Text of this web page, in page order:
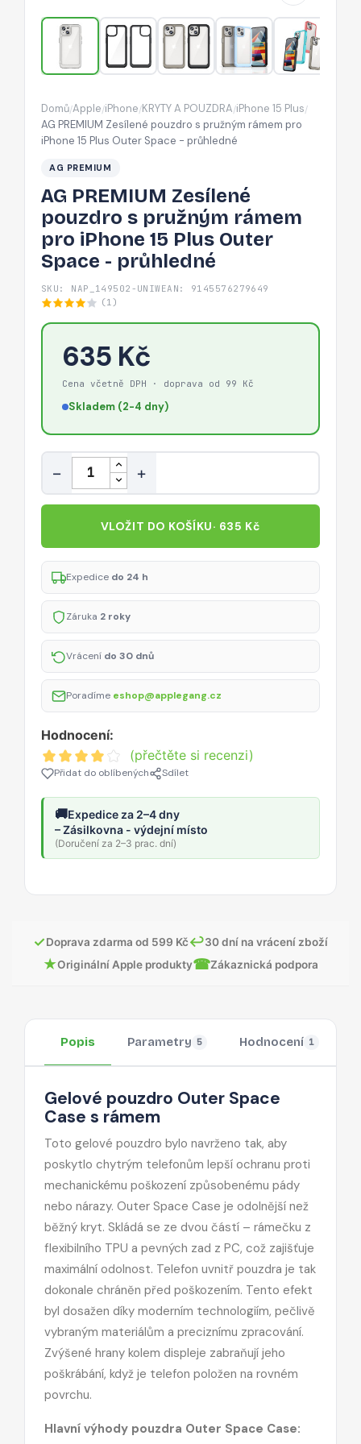
rámem
pro
15
Outer
Space
Domů/Apple/iPhone/KRYTY A POUZDRA/iPhone 15 Plus/
AG PREMIUM Zesílené pouzdro s pružným rámem pro
iPhone 15 Plus Outer Space - průhledné
AG PREMIUM
AG PREMIUM Zesílené
pouzdro s pružným rámem
pro iPhone 15 Plus Outer
Space - průhledné
SKU: NAP_149502-UNIWEAN: 9145576279649
(1)
635 Kč
Cena včetně DPH · doprava od 99 Kč
Skladem (2-4 dny)
Množství
− +
VLOŽIT DO KOŠÍKU· 635 Kč
Expedice do 24 h
Záruka 2 roky
Vrácení do 30 dnů
Poradíme eshop@applegang.cz
Hodnocení:
(přečtěte si recenzi)
Přidat do oblíbených Sdílet
🚚Expedice za 2–4 dny
– Zásilkovna - výdejní místo
(Doručení za 2–3 prac. dní)
✓Doprava zdarma od 599 Kč↩30 dní na vrácení zboží
★Originální Apple produkty☎Zákaznická podpora
Popis Parametry 5 Hodnocení 1
Gelové pouzdro Outer Space
Case s rámem
Toto gelové pouzdro bylo navrženo tak, aby
poskytlo chytrým telefonům lepší ochranu proti
mechanickému poškození způsobenému pády
nebo nárazy. Outer Space Case je odolnější než
běžný kryt. Skládá se ze dvou částí – rámečku z
flexibilního TPU a pevných zad z PC, což zajišťuje
maximální odolnost. Telefon uvnitř pouzdra je tak
dokonale chráněn před poškozením. Tento efekt
byl dosažen díky moderním technologiím, pečlivě
vybraným materiálům a preciznímu zpracování.
Zvýšené hrany kolem displeje zabraňují jeho
poškrábání, když je telefon položen na rovném
povrchu.
Hlavní výhody pouzdra Outer Space Case: